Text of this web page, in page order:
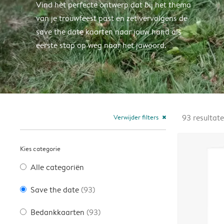
Vind het perfecte ontwerp dat bij het thema
van je trouwfeest past en zet vervolgens de
save the date kaarten naar jouw hand als
eerste stap op weg naar het jawoord.
Verwijder filters close
Kies categorie
Alle categoriën
Save the date (93)
Bedankkaarten (93)
93